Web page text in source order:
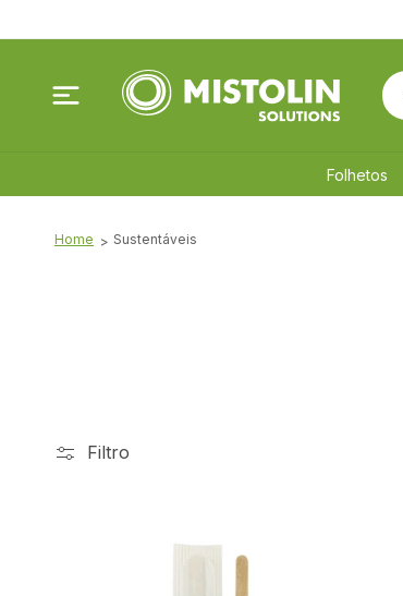
conteúdo
Folhetos
Home Sustentáveis
Filtro